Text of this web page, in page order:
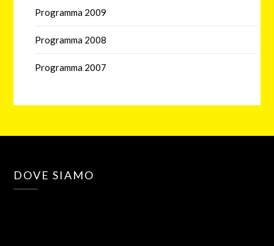
Programma 2009
Programma 2008
Programma 2007
DOVE SIAMO